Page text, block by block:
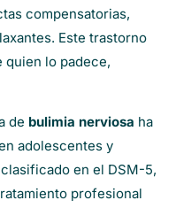
compensatorias,
Este trastorno
quien lo padece,
de bulimia nerviosa ha
adolescentes y
en el DSM-5,
profesional